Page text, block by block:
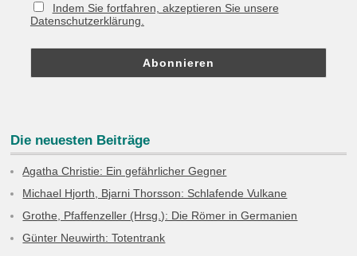
Indem Sie fortfahren, akzeptieren Sie unsere
Datenschutzerklärung.
Die neuesten Beiträge
Agatha Christie: Ein gefährlicher Gegner
Michael Hjorth, Bjarni Thorsson: Schlafende Vulkane
Grothe, Pfaffenzeller (Hrsg.): Die Römer in Germanien
Günter Neuwirth: Totentrank